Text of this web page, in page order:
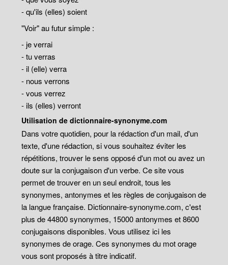
- qu'ils (elles) soient
"Voir" au futur simple :
- je verrai
- tu verras
- il (elle) verra
- nous verrons
- vous verrez
- ils (elles) verront
Utilisation de dictionnaire-synonyme.com
Dans votre quotidien, pour la rédaction d'un mail, d'un
texte, d'une rédaction, si vous souhaitez éviter les
répétitions, trouver le sens opposé d'un mot ou avez un
doute sur la conjugaison d'un verbe. Ce site vous
permet de trouver en un seul endroit, tous les
synonymes, antonymes et les règles de conjugaison de
la langue française. Dictionnaire-synonyme.com, c'est
plus de 44800 synonymes, 15000 antonymes et 8600
conjugaisons disponibles. Vous utilisez ici les
synonymes de orage. Ces synonymes du mot orage
vous sont proposés à titre indicatif.